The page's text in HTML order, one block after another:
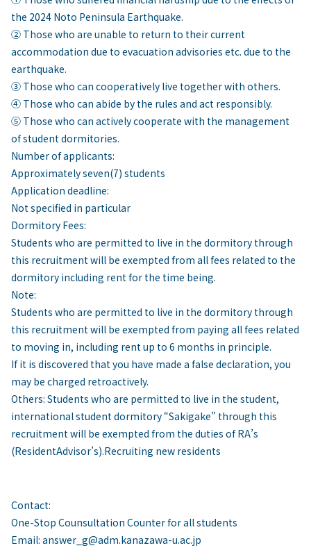
the 2024 Noto Peninsula Earthquake.
② Those who are unable to return to their current
accommodation due to evacuation advisories etc. due to the
earthquake.
③ Those who can cooperatively live together with others.
④ Those who can abide by the rules and act responsibly.
⑤ Those who can actively cooperate with the management
of student dormitories.
Number of applicants:
Approximately seven(7) students
Application deadline:
Not specified in particular
Dormitory Fees:
Students who are permitted to live in the dormitory through
this recruitment will be exempted from all fees related to the
dormitory including rent for the time being.
Note:
Students who are permitted to live in the dormitory through
this recruitment will be exempted from paying all fees related
to moving in, including rent up to 6 months in principle.
If it is discovered that you have made a false declaration, you
may be charged retroactively.
Others: Students who are permitted to live in the student,
international student dormitory “Sakigake” through this
recruitment will be exempted from the duties of RA’s
(ResidentAdvisor’s).Recruiting new residents
Contact:
One-Stop Counsultation Counter for all students
Email: answer_g@adm.kanazawa-u.ac.jp